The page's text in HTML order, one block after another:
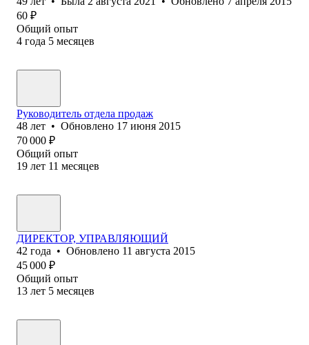
60 ₽
Общий опыт
4 года 5 месяцев
Руководитель отдела продаж
48 лет • Обновлено 17 июня 2015
70 000 ₽
Общий опыт
19 лет 11 месяцев
ДИРЕКТОР, УПРАВЛЯЮЩИЙ
42 года • Обновлено 11 августа 2015
45 000 ₽
Общий опыт
13 лет 5 месяцев